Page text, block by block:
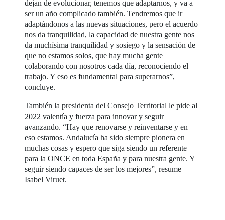
dejan de evolucionar, tenemos que adaptarnos, y va a
ser un año complicado también. Tendremos que ir
adaptándonos a las nuevas situaciones, pero el acuerdo
nos da tranquilidad, la capacidad de nuestra gente nos
da muchísima tranquilidad y sosiego y la sensación de
que no estamos solos, que hay mucha gente
colaborando con nosotros cada día, reconociendo el
trabajo. Y eso es fundamental para superarnos”,
concluye.
También la presidenta del Consejo Territorial le pide al
2022 valentía y fuerza para innovar y seguir
avanzando. “Hay que renovarse y reinventarse y en
eso estamos. Andalucía ha sido siempre pionera en
muchas cosas y espero que siga siendo un referente
para la ONCE en toda España y para nuestra gente. Y
seguir siendo capaces de ser los mejores”, resume
Isabel Viruet.